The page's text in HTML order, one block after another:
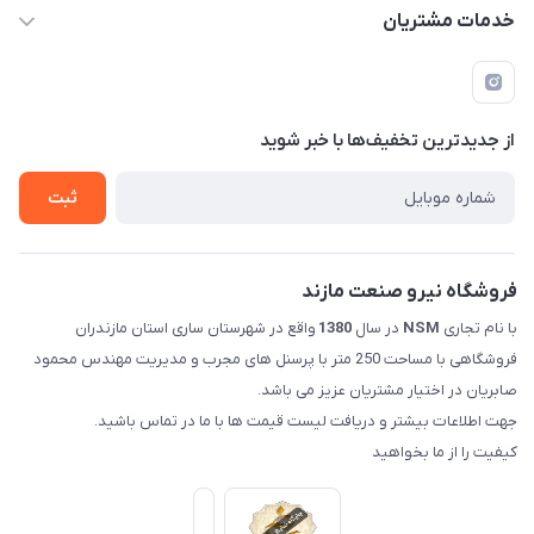
عبوری 32 فروشگاه نیرو صنعت مازند (صابریان)
حساب کاربری
لیست محصولات
درباره ما
خدمات مشتریان
قوانین و مقررات
حریم خصوصی
راهنما
از جدید‌ترین تخفیف‌ها با‌ خبر شوید
ثبت
فروشگاه نیرو صنعت مازند
با نام تجاری NSM در سال 1380 واقع در شهرستان ساری استان مازندران
فروشگاهی با مساحت 250 متر با پرسنل های مجرب و مدیریت مهندس محمود
صابریان در اختیار مشتریان عزیز می باشد.
جهت اطلاعات بیشتر و دریافت لیست قیمت ها با ما در تماس باشید.
کیفیت را از ما بخواهید